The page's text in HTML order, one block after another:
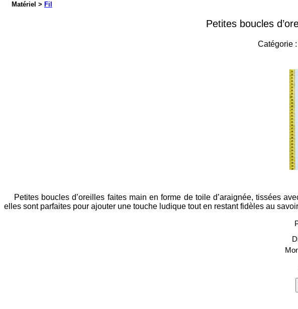
Matériel > Fil
Petites boucles
Catégorie :
Petites boucles d’oreilles faites main en forme de toile d’araignée, tissées
elles sont parfaites pour ajouter une touche ludique tout en restant fidèles au